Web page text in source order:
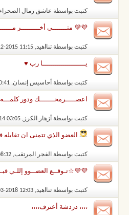
كتبت بواسطة عاشق رمال الصحراء
💜💜 متـــــــى أخـــــــــر
كتبت بواسطة تنااهيد‏, 15-12-2015 11:15 PM
يـــــــــــــــــــــا رب ♥️
كتبت بواسطة أحاسيس إنسان‏, 30-01-2022 10:41 PM
اعصـــــرمخـــــــك ودور
كتبت بواسطة أزهار الكرز ‏, 28-09-2014 03:05 PM
العضو الذي تتمنى ان تقابله
كتبت بواسطة الفجر المرتقب‏, 05-04-2016 08:32 AM
💜💜☆تـوقــع العضــوو
كتبت بواسطة تنااهيد‏, 19-03-2018 12:03 PM
،،،، دردشة أعترف،،،،